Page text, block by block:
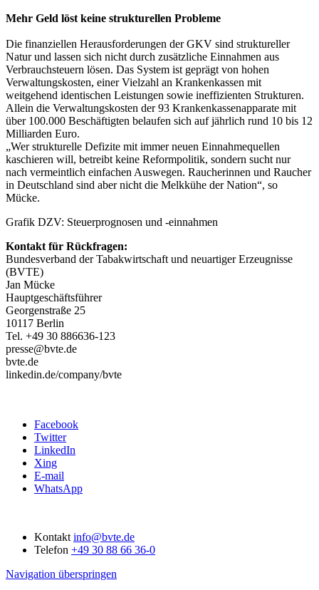
Mehr Geld löst keine strukturellen Probleme
Die finanziellen Herausforderungen der GKV sind struktureller
Natur und lassen sich nicht durch zusätzliche Einnahmen aus
Verbrauchsteuern lösen. Das System ist geprägt von hohen
Verwaltungskosten, einer Vielzahl an Krankenkassen mit
weitgehend identischen Leistungen sowie ineffizienten Strukturen.
Allein die Verwaltungskosten der 93 Krankenkassenapparate mit
über 100.000 Beschäftigten belaufen sich auf jährlich rund 10 bis 12
Milliarden Euro.
„Wer strukturelle Defizite mit immer neuen Einnahmequellen
kaschieren will, betreibt keine Reformpolitik, sondern sucht nur
nach vermeintlich einfachen Auswegen. Raucherinnen und Raucher
in Deutschland sind aber nicht die Melkkühe der Nation“, so
Mücke.
Grafik DZV: Steuerprognosen und -einnahmen
Kontakt für Rückfragen:
Bundesverband der Tabakwirtschaft und neuartiger Erzeugnisse
(BVTE)
Jan Mücke
Hauptgeschäftsführer
Georgenstraße 25
10117 Berlin
Tel. +49 30 886636-123
presse@bvte.de
bvte.de
linkedin.de/company/bvte
Facebook
Twitter
LinkedIn
Xing
E-mail
WhatsApp
Kontaktinfo@bvte.de
Telefon +49 30 88 66 36-0
Navigation überspringen